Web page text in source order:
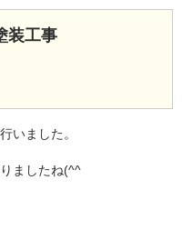
工事
いました。
ましたね(^^